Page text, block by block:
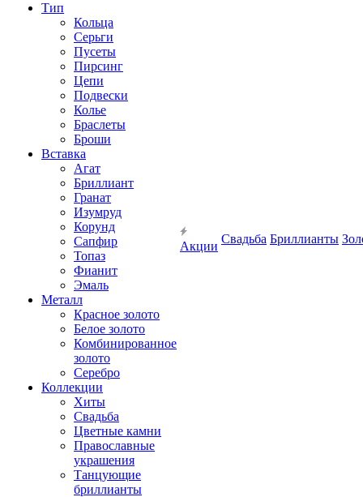
Тип
Кольца
Серьги
Пусеты
Пирсинг
Цепи
Подвески
Колье
Браслеты
Броши
Вставка
Агат
Бриллиант
Гранат
Изумруд
Корунд
Сапфир
Топаз
Фианит
Эмаль
Металл
Красное золото
Белое золото
Комбинированное
золото
Серебро
Коллекции
Хиты
Свадьба
Цветные камни
Православные
украшения
Танцующие
бриллианты
Акции
Свадьба Бриллианты